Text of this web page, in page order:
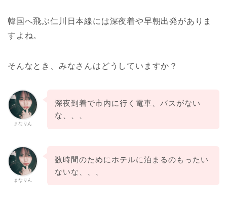
韓国へ飛ぶ仁川日本線には深夜着や早朝出発がありま
すよね。
そんなとき、みなさんはどうしていますか？
まなりん
深夜到着で市内に行く電車、バスがない
な、、、
まなりん
数時間のためにホテルに泊まるのもったい
ないな、、、